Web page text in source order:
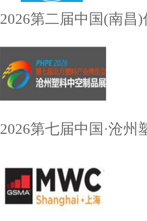
2026第二届中国(南昌
2026第七届中国·沧州